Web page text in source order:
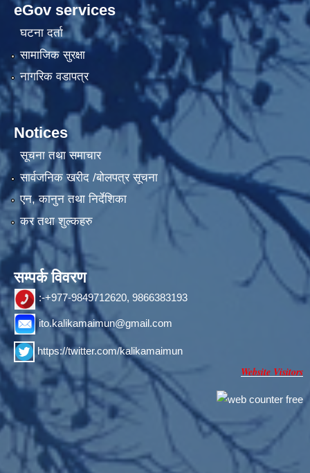
eGov services
घटना दर्ता
सामाजिक सुरक्षा
नागरिक वडापत्र
Notices
सूचना तथा समाचार
सार्वजनिक खरीद /बोलपत्र सूचना
एन, कानुन तथा निर्देशिका
कर तथा शुल्कहरु
सम्पर्क विवरण
:-+977-9849712620, 9866383193
ito.kalikamaimun@gmail.com
https://twitter.com/kalikamaimun
Website Visitors